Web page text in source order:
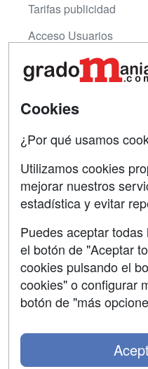
Tarifas publicidad
Acceso Usuarios
Acceso Centros
Contactar
Copyleft
Grupo formazion:
Cookies
¿Por qué usamos
Utilizamos cookies
mejorar nuestros
estadística y evitar
Puedes aceptar
el botón de "Aceptar
cookies pulsando el
cookies" o configurar
botón de "más